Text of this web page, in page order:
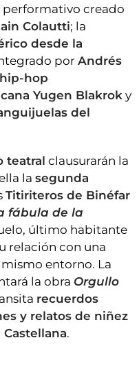
performativo creado
Colautti; la
desde la
por Andrés
hip-hop
Yugen Blakrok y
del
teatral clausurarán la
la segunda
Titiriteros de Binéfar
fábula de la
último habitante
relación con una
mismo entorno. La
la obra Orgullo
recuerdos
y relatos de niñez
.